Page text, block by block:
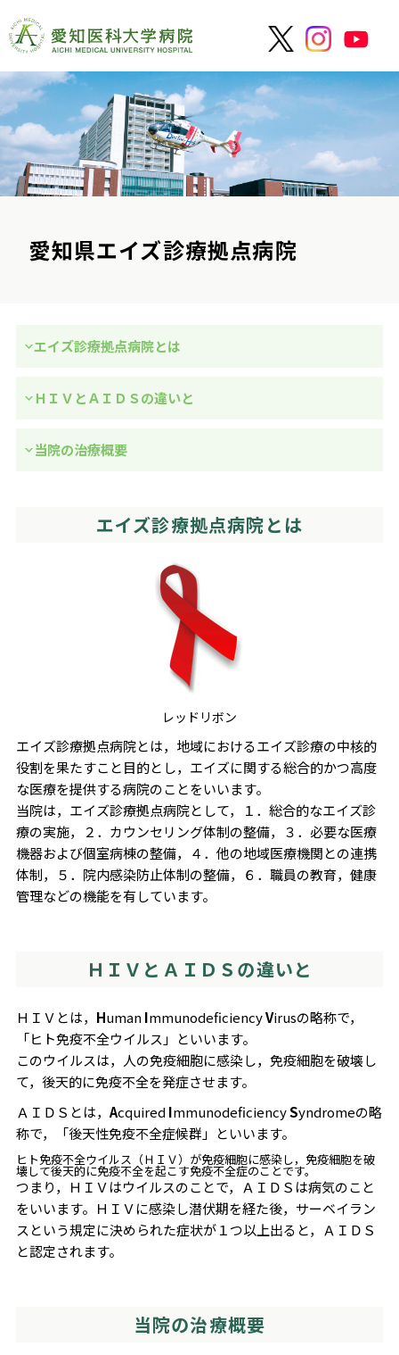
愛知県エイズ診療拠点病院
エイズ診療拠点病院とは
ＨＩＶとＡＩＤＳの違いと
当院の治療概要
エイズ診療拠点病院とは
レッドリボン
エイズ診療拠点病院とは，地域におけるエイズ診療の中核的
役割を果たすこと目的とし，エイズに関する総合的かつ高度
な医療を提供する病院のことをいいます。
当院は，エイズ診療拠点病院として，１．総合的なエイズ診
療の実施，２．カウンセリング体制の整備，３．必要な医療
機器および個室病棟の整備，４．他の地域医療機関との連携
体制，５．院内感染防止体制の整備，６．職員の教育，健康
管理などの機能を有しています。
ＨＩＶとＡＩＤＳの違いと
ＨＩＶとは， HumanImmunodeficiencyVirusの略称で，
「ヒト免疫不全ウイルス」といいます。
このウイルスは，人の免疫細胞に感染し，免疫細胞を破壊し
て，後天的に免疫不全を発症させます。
ＡＩＤＳとは， AcquiredImmunodeficiencySyndromeの略
称で，「後天性免疫不全症候群」といいます。
ヒト免疫不全ウイルス（ＨＩＶ）が免疫細胞に感染し，免疫細胞を破
壊して後天的に免疫不全を起こす免疫不全症のことです。
つまり，ＨＩＶはウイルスのことで，ＡＩＤＳは病気のこと
をいいます。ＨＩＶに感染し潜伏期を経た後，サーベイラン
スという規定に決められた症状が１つ以上出ると，ＡＩＤＳ
と認定されます。
当院の治療概要